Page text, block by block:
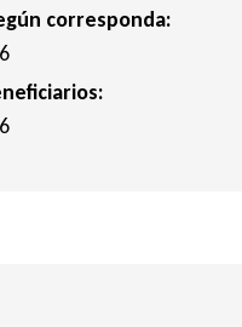
corresponda: